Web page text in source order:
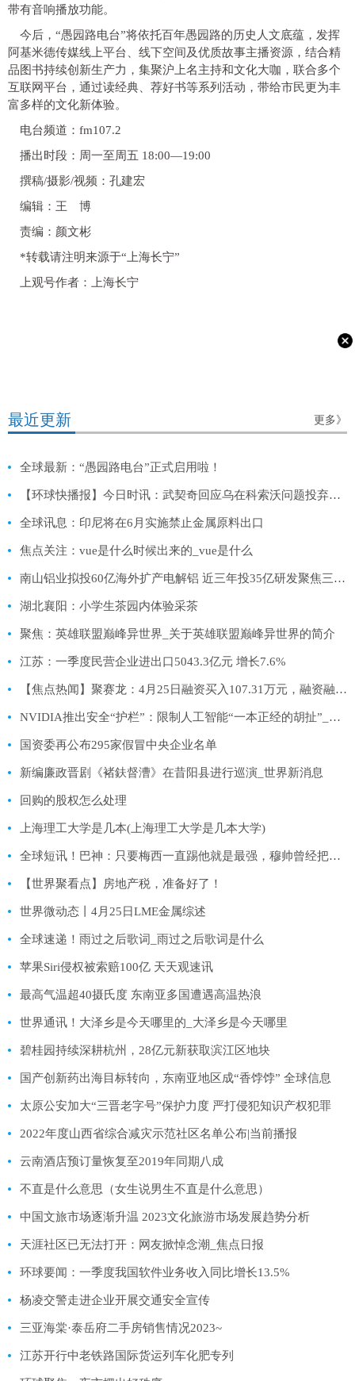
带有音响播放功能。
今后，“愚园路电台”将依托百年愚园路的历史人文底蕴，发挥
阿基米德传媒线上平台、线下空间及优质故事主播资源，结合精
品图书持续创新生产力，集聚沪上名主持和文化大咖，联合多个
互联网平台，通过读经典、荐好书等系列活动，带给市民更为丰
富多样的文化新体验。
电台频道：fm107.2
播出时段：周一至周五 18:00—19:00
撰稿/摄影/视频：孔建宏
编辑：王 博
责编：颜文彬
*转载请注明来源于“上海长宁”
上观号作者：上海长宁
最近更新 更多》
全球最新：“愚园路电台”正式启用啦！
【环球快播报】今日时讯：武契奇回应乌在科索沃问题投弃权票 俄外长解决乌克兰问题没有时间表
全球讯息：印尼将在6月实施禁止金属原料出口
焦点关注：vue是什么时候出来的_vue是什么
南山铝业拟投60亿海外扩产电解铝 近三年投35亿研发聚焦三大核心业务
湖北襄阳：小学生茶园内体验采茶
聚焦：英雄联盟巅峰异世界_关于英雄联盟巅峰异世界的简介
江苏：一季度民营企业进出口5043.3亿元 增长7.6%
【焦点热闻】聚赛龙：4月25日融资买入107.31万元，融资融券余额4211.38万元
NVIDIA推出安全“护栏”：限制人工智能“一本正经的胡扯”_当前简讯
国资委再公布295家假冒中央企业名单
新编廉政晋剧《褚鈇督漕》在昔阳县进行巡演_世界新消息
回购的股权怎么处理
上海理工大学是几本(上海理工大学是几本大学)
全球短讯！巴神：只要梅西一直踢他就是最强，穆帅曾经把我直接赶下大巴
【世界聚看点】房地产税，准备好了！
世界微动态丨4月25日LME金属综述
全球速递！雨过之后歌词_雨过之后歌词是什么
苹果Siri侵权被索赔100亿 天天观速讯
最高气温超40摄氏度 东南亚多国遭遇高温热浪
世界通讯！大泽乡是今天哪里的_大泽乡是今天哪里
碧桂园持续深耕杭州，28亿元新获取滨江区地块
国产创新药出海目标转向，东南亚地区成“香饽饽” 全球信息
太原公安加大“三晋老字号”保护力度 严打侵犯知识产权犯罪
2022年度山西省综合减灾示范社区名单公布|当前播报
云南酒店预订量恢复至2019年同期八成
不直是什么意思（女生说男生不直是什么意思）
中国文旅市场逐渐升温 2023文化旅游市场发展趋势分析
天涯社区已无法打开：网友掀悼念潮_焦点日报
环球要闻：一季度我国软件业务收入同比增长13.5%
杨凌交警走进企业开展交通安全宣传
三亚海棠·泰岳府二手房销售情况2023~
江苏开行中老铁路国际货运列车化肥专列